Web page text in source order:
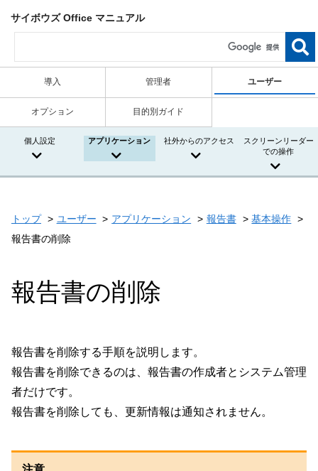
サイボウズ Office マニュアル
導入 管理者 ユーザー
オプション 目的別ガイド
個人設定 アプリケーション 社外からのアクセス
スクリーンリーダー
での操作
トップ ユーザー アプリケーション 報告書
基本操作
報告書の削除
報告書の削除
報告書を削除する手順を説明します。
報告書を削除できるのは、報告書の作成者とシステム管理
者だけです。
報告書を削除しても、更新情報は通知されません。